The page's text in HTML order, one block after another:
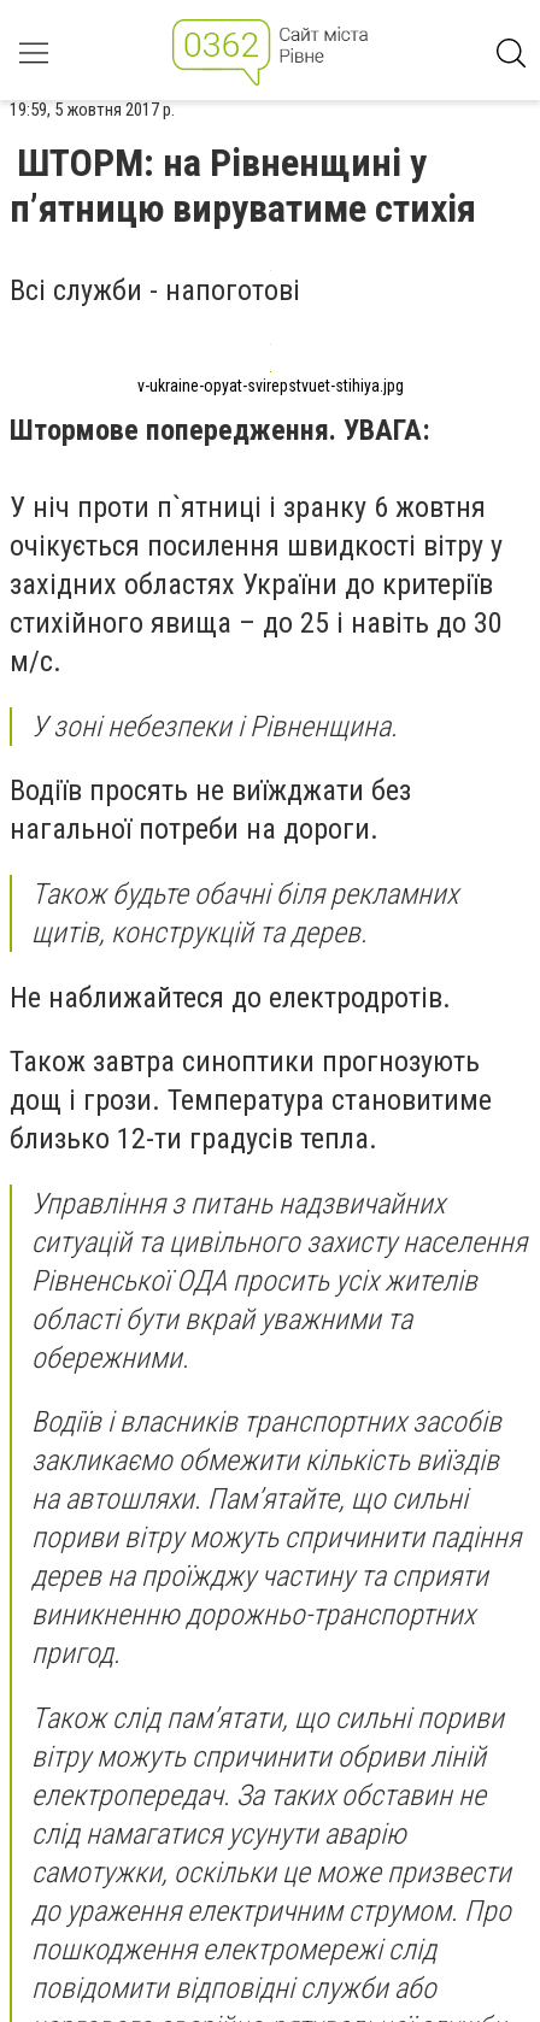
19:59, 5 жовтня 2017 р.
ШТОРМ: на Рівненщині у
п’ятницю вируватиме стихія
Всі служби - напоготові
v-ukraine-opyat-svirepstvuet-stihiya.jpg
Штормове попередження. УВАГА:
У ніч проти п`ятниці і зранку 6 жовтня
очікується посилення швидкості вітру у
західних областях України до критеріїв
стихійного явища – до 25 і навіть до 30
м/с.
У зоні небезпеки і Рівненщина.
Водіїв просять не виїжджати без
нагальної потреби на дороги.
Також будьте обачні біля рекламних
щитів, конструкцій та дерев.
Не наближайтеся до електродротів.
Також завтра синоптики прогнозують
дощ і грози. Температура становитиме
близько 12-ти градусів тепла.
Управління з питань надзвичайних
ситуацій та цивільного захисту населення
Рівненської ОДА просить усіх жителів
області бути вкрай уважними та
обережними.
Водіїв і власників транспортних засобів
закликаємо обмежити кількість виїздів
на автошляхи. Пам’ятайте, що сильні
пориви вітру можуть спричинити падіння
дерев на проїжджу частину та сприяти
виникненню дорожньо-транспортних
пригод.
Також слід пам’ятати, що сильні пориви
вітру можуть спричинити обриви ліній
електропередач. За таких обставин не
слід намагатися усунути аварію
самотужки, оскільки це може призвести
до ураження електричним струмом. Про
пошкодження електромережі слід
повідомити відповідні служби або